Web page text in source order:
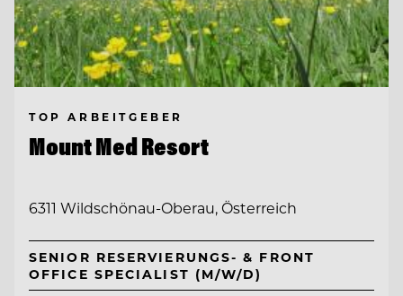
TOP ARBEITGEBER
Mount Med Resort
6311 Wildschönau-Oberau, Österreich
SENIOR RESERVIERUNGS- & FRONT
OFFICE SPECIALIST (M/W/D)